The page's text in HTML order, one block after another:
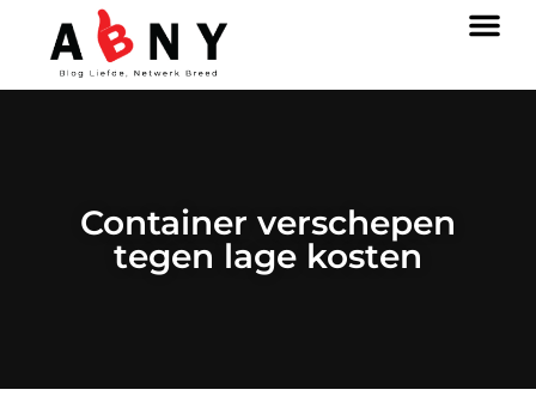
Container verschepen
tegen lage kosten